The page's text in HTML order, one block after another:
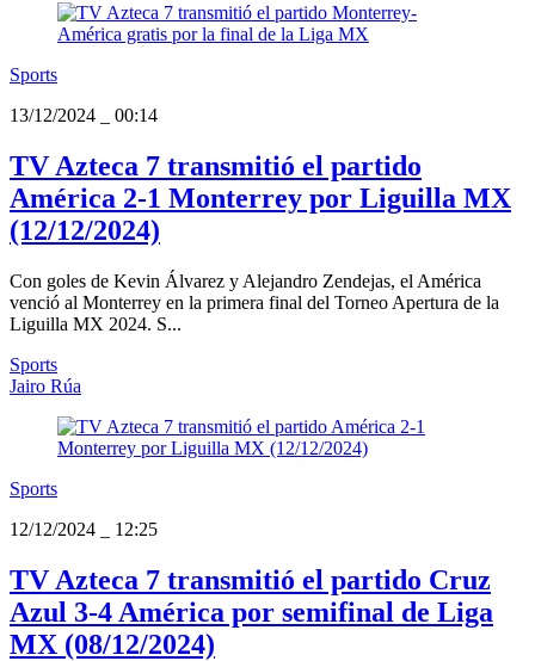
Sports
13/12/2024
00:14
TV Azteca 7 transmitió el partido
América 2-1 Monterrey por Liguilla MX
(12/12/2024)
Con goles de Kevin Álvarez y Alejandro Zendejas, el América
venció al Monterrey en la primera final del Torneo Apertura de la
Liguilla MX 2024. S...
Sports
Jairo Rúa
Sports
12/12/2024
12:25
TV Azteca 7 transmitió el partido Cruz
Azul 3-4 América por semifinal de Liga
MX (08/12/2024)